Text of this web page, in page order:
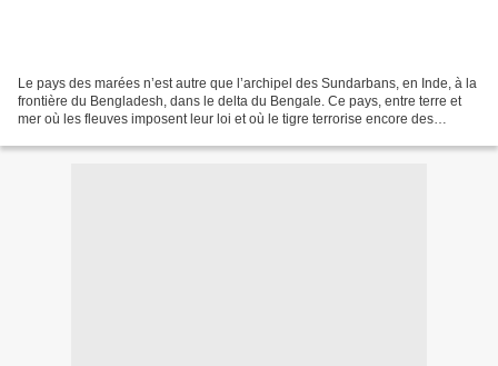
Le pays des marées n’est autre que l’archipel des Sundarbans, en Inde, à la
frontière du Bengladesh, dans le delta du Bengale. Ce pays, entre terre et
mer où les fleuves imposent leur loi et où le tigre terrorise encore des